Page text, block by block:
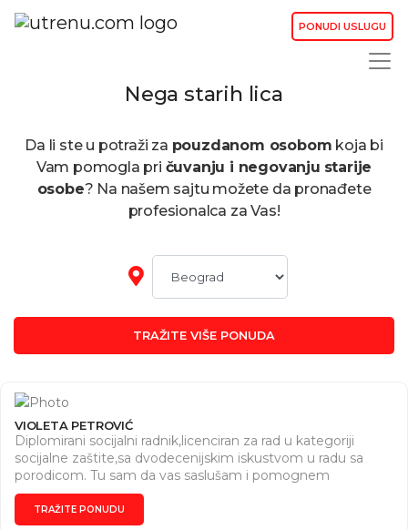
PONUDI USLUGU
Nega starih lica
Da li ste u potraži za pouzdanom osobom koja bi
Vam pomogla pri čuvanju i negovanju starije
osobe? Na našem sajtu možete da pronađete
profesionalca za Vas!
TRAŽITE VIŠE PONUDA
VIOLETA PETROVIĆ
Diplomirani socijalni radnik,licenciran za rad u kategoriji
socijalne zaštite,sa dvodecenijskim iskustvom u radu sa
porodicom. Tu sam da vas saslušam i pomognem
TRAŽITE PONUDU